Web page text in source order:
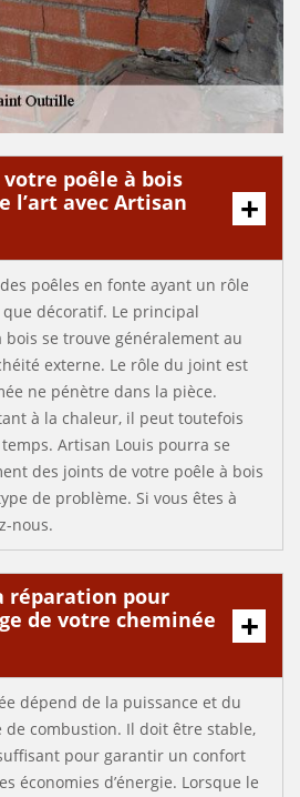
poêle à bois
l’art avec Artisan
poêles en fonte ayant un rôle
décoratif. Le principal
bois se trouve généralement au
externe. Le rôle du joint est
ne pénètre dans la pièce.
à la chaleur, il peut toutefois
Artisan Louis pourra se
des joints de votre poêle à bois
de problème. Si vous êtes à
nous.
réparation pour
de votre cheminée
dépend de la puissance et du
de combustion. Il doit être stable,
pour garantir un confort
économies d’énergie. Lorsque le